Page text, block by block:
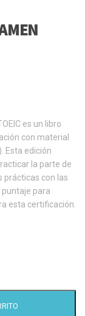
es un libro
con material
Esta edición
la parte de
prácticas con las
para
esta certificación.